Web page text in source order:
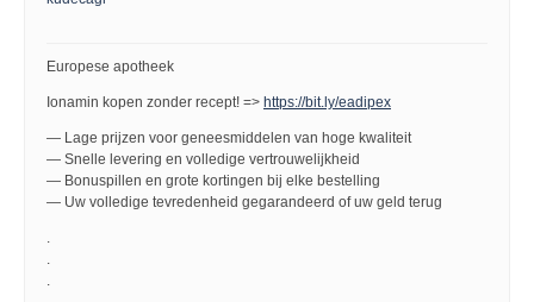
Europese apotheek
Ionamin kopen zonder recept! => https://bit.ly/eadipex
— Lage prijzen voor geneesmiddelen van hoge kwaliteit
— Snelle levering en volledige vertrouwelijkheid
— Bonuspillen en grote kortingen bij elke bestelling
— Uw volledige tevredenheid gegarandeerd of uw geld terug
.
.
.